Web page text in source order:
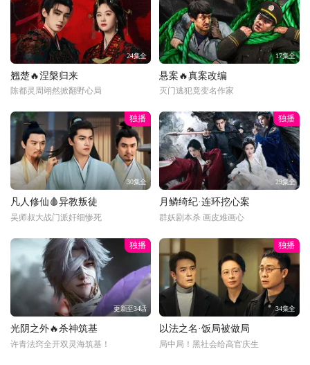
24集全
翘楚🔥涅槃归来
陈都灵周翊然掀翻野心局
17集全
悬案🔥真案改编
灭门逃犯竟变名作家
独播
30集全
凡人修仙🩸异教叛徒
吴师叔大战门派奸细惨死
独播
29集全
月鳞绮纪·连环挖心案
群妖剧本杀 画皮难画心
独播
更新至34话
光阴之外🔥杀神筑基
许青法窍全开双灵海筑基！
独播
34集全
以法之名·饭局被做局
局中局！黑社会给高官庆生